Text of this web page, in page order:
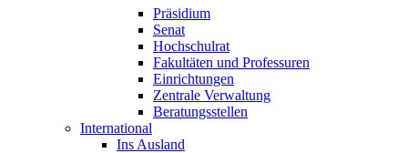
Präsidium
Senat
Hochschulrat
Fakultäten und Professuren
Einrichtungen
Zentrale Verwaltung
Beratungsstellen
International
Ins Ausland